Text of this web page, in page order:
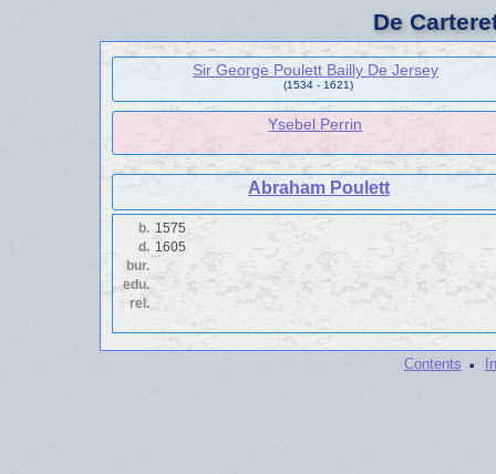
De
Sir George Poulett Bailly De Jersey
(1534 - 1621)
Ysebel Perrin
Abraham Poulett
b. 1575
d. 1605
bur.
edu.
rel.
Contents ·